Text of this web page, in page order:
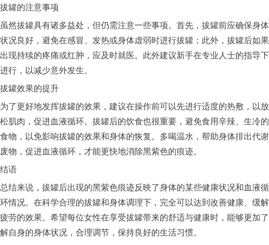
拔罐的注意事项
虽然拔罐具有诸多益处，但仍需注意一些事项。首先，拔罐前应确保身体
状况良好，避免在感冒、发热或身体虚弱时进行拔罐；此外，拔罐后如果
出现持续的疼痛或红肿，应及时就医。此外建议新手在专业人士的指导下
进行，以减少意外发生。
拔罐效果的提升
为了更好地发挥拔罐的效果，建议在操作前可以先进行适度的热敷，以放
松肌肉，促进血液循环。拔罐后的饮食也很重要，避免食用辛辣、生冷的
食物，以免影响拔罐的效果和身体的恢复。多喝温水，帮助身体排出代谢
废物，促进血液循环，才能更快地消除黑紫色的痕迹。
结语
总结来说，拔罐后出现的黑紫色痕迹反映了身体的某些健康状况和血液循
环情况。在科学合理的拔罐和身体调理下，完全可以达到改善健康、缓解
疲劳的效果。希望每位女性在享受拔罐带来的舒适与健康时，能够更加了
解自身的身体状况，合理调节，保持良好的生活习惯。